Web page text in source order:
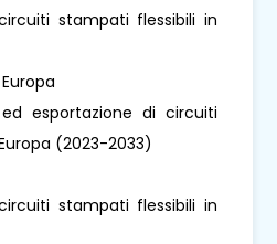
stampati flessibili in
esportazione di circuiti
(2023-2033)
stampati flessibili in